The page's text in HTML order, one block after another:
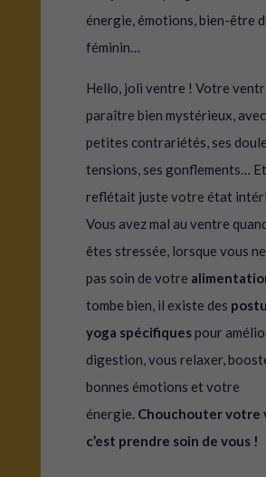
énergie, émotions, bien-être
féminin…
Hello, joli ventre ! Votre
paraître bien mystérieux,
petites contrariétés, ses
tensions, ses gonflements… Et
reflétait juste votre état
Vous avez mal au ventre
êtes stressée, lorsque vous
pas soin de votre
tombe bien, il existe des
yoga spécifiquespour
digestion, vous relaxer,
bonnes émotions et votre
énergie. Chouchouter votre
c’est prendre soin de vous !